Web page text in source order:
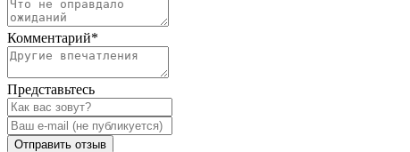
Комментарий*
Представьтесь
Отправить отзыв